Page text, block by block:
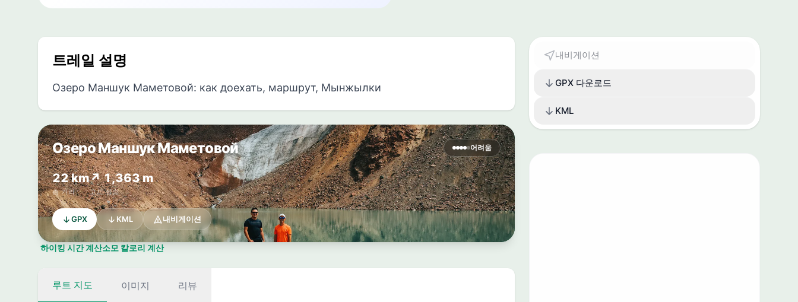
트레일 설명
Озеро Маншук Маметовой: как доехать, маршрут, Мынжылки
Озеро Маншук Маметовой 어려움
22 km
총 거리
↗ 1,363 m
고도 상승
GPX KML 내비게이션
하이킹 시간 계산소모 칼로리 계산
루트 지도 이미지 리뷰
내비게이션
GPX 다운로드
KML